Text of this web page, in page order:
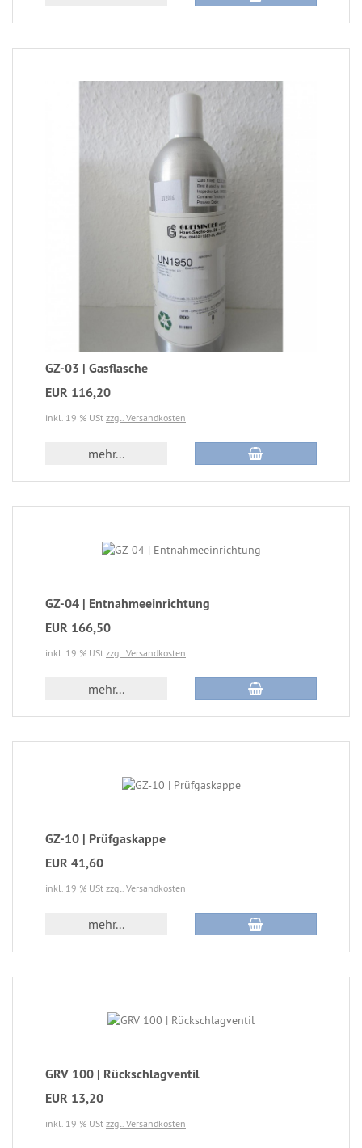
GZ-03 | Gasflasche
EUR 116,20
inkl. 19 % USt zzgl. Versandkosten
mehr...
GZ-04 | Entnahmeeinrichtung
EUR 166,50
inkl. 19 % USt zzgl. Versandkosten
mehr...
GZ-10 | Prüfgaskappe
EUR 41,60
inkl. 19 % USt zzgl. Versandkosten
mehr...
GRV 100 | Rückschlagventil
EUR 13,20
inkl. 19 % USt zzgl. Versandkosten